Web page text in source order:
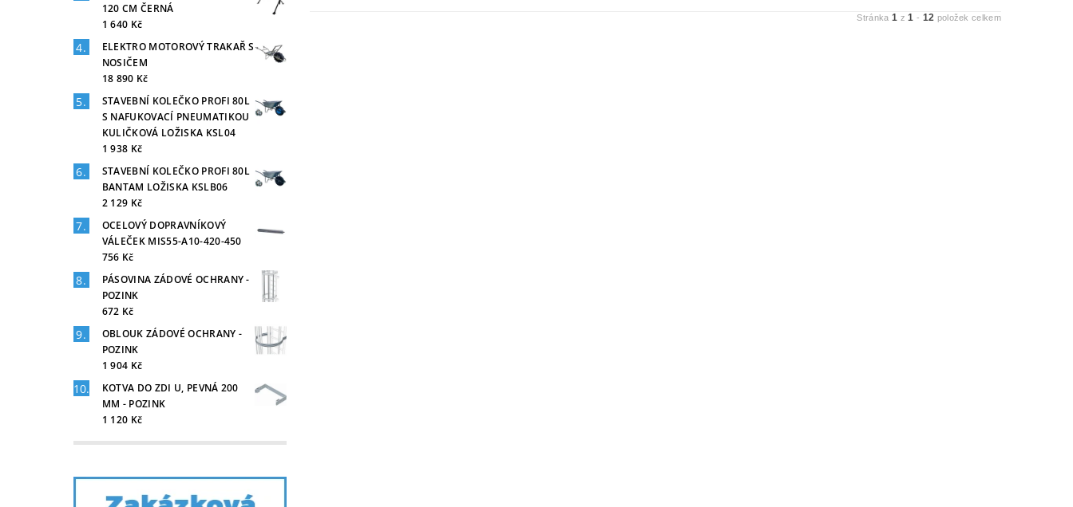
120 CM ČERNÁ
1 640 Kč
ELEKTRO MOTOROVÝ TRAKAŘ S
NOSIČEM
18 890 Kč
STAVEBNÍ KOLEČKO PROFI 80L
S NAFUKOVACÍ PNEUMATIKOU
KULIČKOVÁ LOŽISKA KSL04
1 938 Kč
STAVEBNÍ KOLEČKO PROFI 80L
BANTAM LOŽISKA KSLB06
2 129 Kč
OCELOVÝ DOPRAVNÍKOVÝ
VÁLEČEK MIS55-A10-420-450
756 Kč
PÁSOVINA ZÁDOVÉ OCHRANY -
POZINK
672 Kč
OBLOUK ZÁDOVÉ OCHRANY -
POZINK
1 904 Kč
KOTVA DO ZDI U, PEVNÁ 200
MM - POZINK
1 120 Kč
Stránka1 z1 - 12 položek celkem